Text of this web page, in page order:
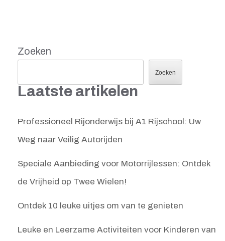
Zoeken
Zoeken
Laatste artikelen
Professioneel Rijonderwijs bij A1 Rijschool: Uw
Weg naar Veilig Autorijden
Speciale Aanbieding voor Motorrijlessen: Ontdek
de Vrijheid op Twee Wielen!
Ontdek 10 leuke uitjes om van te genieten
Leuke en Leerzame Activiteiten voor Kinderen van